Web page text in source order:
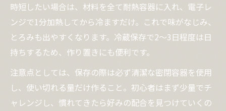
時短したい場合は、材料を全て耐熱容器に入れ、電子レ
ンジで1分加熱してから冷ますだけ。これで味がなじみ、
とろみも出やすくなります。冷蔵保存で2〜3日程度は日
持ちするため、作り置きにも便利です。
注意点としては、保存の際は必ず清潔な密閉容器を使用
し、使い切れる量だけ作ること。初心者はまず少量でチ
ャレンジし、慣れてきたら好みの配合を見つけていくの